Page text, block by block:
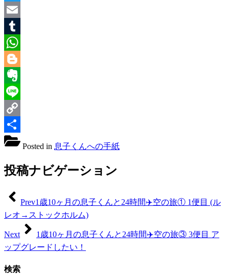
Twitter
Email
Tumblr
WhatsApp
Blogger
Evernote
Line
Copy
Link
共
Posted in 息子くんへの手紙
投稿ナビゲーション
Prev1歳10ヶ月の息子くんと24時間✈️空の旅① 1便目 (ル
レオ→ストックホルム)
Next
1歳10ヶ月の息子くんと24時間✈️空の旅③ 3便目 ア
ップグレードしたい！
検索